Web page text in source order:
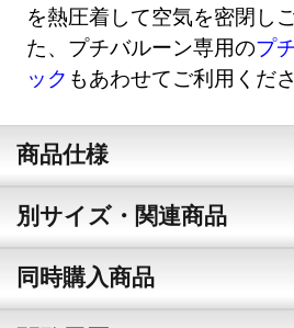
を熱圧着して空気を密閉し
た、プチバルーン専用のプ
ック もあわせてご利用くださ
商品仕様
別サイズ・関連商品
同時購入商品